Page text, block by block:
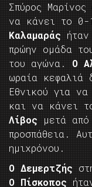
Σπύρος
να κάνει το
Καλαμαράς
πρώην ομάδα
του αγώνα. Ο
ωραία κεφαλιά
Εθνικού για να
και να κάνει
Λίβος μετά από
προσπάθεια.
ημιχρόνου.
Ο Δεμερτζής
Ο Πίσκοπος